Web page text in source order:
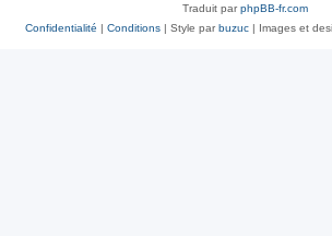
Traduit parphpBB-fr.com
Confidentialité | Conditions| Style parbuzuc| Images et